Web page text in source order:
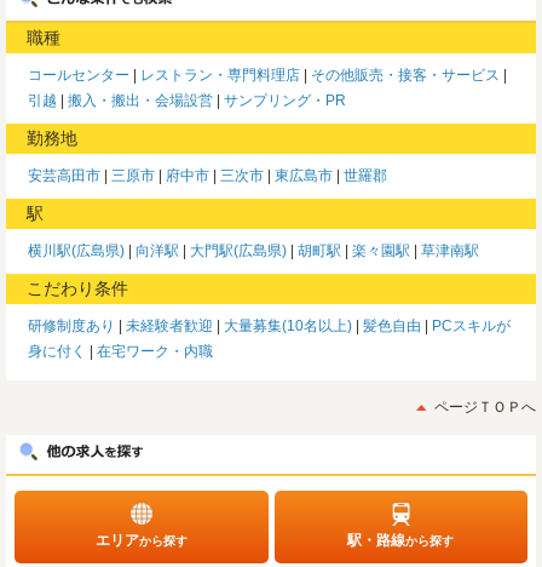
職種
コールセンター レストラン・専門料理店
その他販売・接客・サービス
引越
搬入・搬出・会場設営 サンプリング・PR
勤務地
安芸高田市 三原市 府中市 三次市 東広島市 世羅郡
駅
横川駅(広島県) 向洋駅 大門駅(広島県) 胡町駅 楽々園駅 草津南駅
こだわり条件
研修制度あり 未経験者歓迎 大量募集(10名以上) 髪色自由
PCスキルが
身に付く
在宅ワーク・内職
ページＴＯＰへ
エリアから探す 駅・路線から探す